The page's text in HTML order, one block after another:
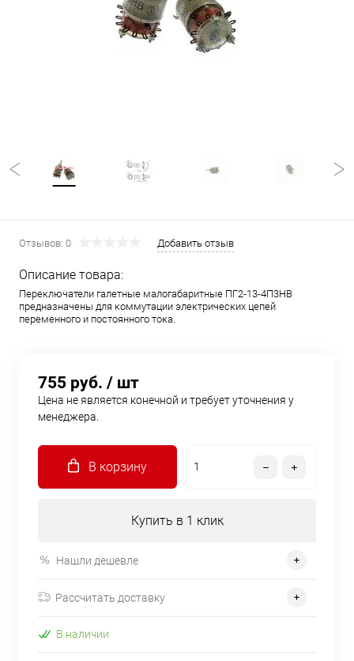
Отзывов: 0 Добавить отзыв
Описание товара:
Переключатели галетные малогабаритные ПГ2-13-4П3НВ
предназначены для коммутации электрических цепей
переменного и постоянного тока.
755 руб. / шт
Цена не является конечной и требует уточнения у
менеджера.
В корзину
Купить в 1 клик
Нашли дешевле
Рассчитать доставку
В наличии